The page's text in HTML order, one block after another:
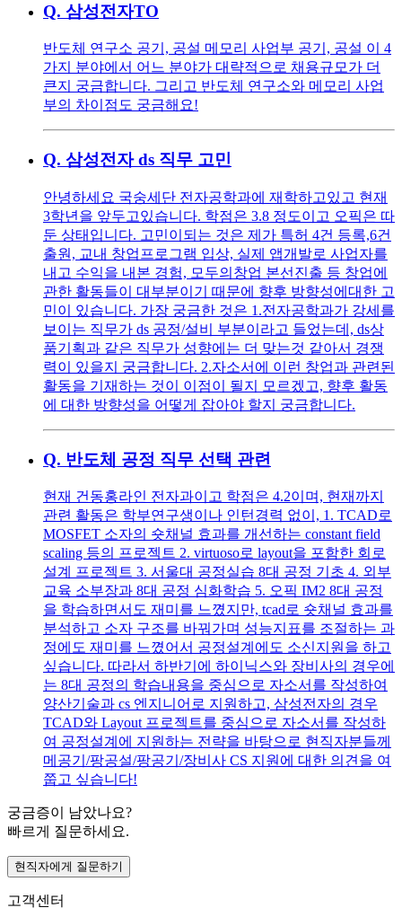
Q. 삼성전자TO
반도체 연구소 공기, 공설 메모리 사업부 공기, 공설 이 4
가지 분야에서 어느 분야가 대략적으로 채용규모가 더
큰지 궁금합니다. 그리고 반도체 연구소와 메모리 사업
부의 차이점도 궁금해요!
Q. 삼성전자 ds 직무 고민
안녕하세요 국숭세단 전자공학과에 재학하고있고 현재
3학년을 앞두고있습니다. 학점은 3.8 정도이고 오픽은 따
둔 상태입니다. 고민이되는 것은 제가 특허 4건 등록,6건
출원, 교내 창업프로그램 입상, 실제 앱개발로 사업자를
내고 수익을 내본 경험, 모두의창업 본선진출 등 창업에
관한 활동들이 대부분이기 때문에 향후 방향성에대한 고
민이 있습니다. 가장 궁금한 것은 1.전자공학과가 강세를
보이는 직무가 ds 공정/설비 부분이라고 들었는데, ds상
품기획과 같은 직무가 성향에는 더 맞는것 같아서 경쟁
력이 있을지 궁금합니다. 2.자소서에 이런 창업과 관련된
활동을 기재하는 것이 이점이 될지 모르겠고, 향후 활동
에 대한 방향성을 어떻게 잡아야 할지 궁금합니다.
Q. 반도체 공정 직무 선택 관련
현재 건동홍라인 전자과이고 학점은 4.2이며, 현재까지
관련 활동은 학부연구생이나 인턴경력 없이, 1. TCAD로
MOSFET 소자의 숏채널 효과를 개선하는 constant field
scaling 등의 프로젝트 2. virtuoso로 layout을 포함한 회로
설계 프로젝트 3. 서울대 공정실습 8대 공정 기초 4. 외부
교육 소부장과 8대 공정 심화학습 5. 오픽 IM2 8대 공정
을 학습하면서도 재미를 느꼈지만, tcad로 숏채널 효과를
분석하고 소자 구조를 바꿔가며 성능지표를 조절하는 과
정에도 재미를 느꼈어서 공정설계에도 소신지원을 하고
싶습니다. 따라서 하반기에 하이닉스와 장비사의 경우에
는 8대 공정의 학습내용을 중심으로 자소서를 작성하여
양산기술과 cs 엔지니어로 지원하고, 삼성전자의 경우
TCAD와 Layout 프로젝트를 중심으로 자소서를 작성하
여 공정설계에 지원하는 전략을 바탕으로 현직자분들께
메공기/팡공설/팡공기/장비사 CS 지원에 대한 의견을 여
쭙고 싶습니다!
궁금증이 남았나요?
빠르게 질문하세요.
현직자에게 질문하기
고객센터